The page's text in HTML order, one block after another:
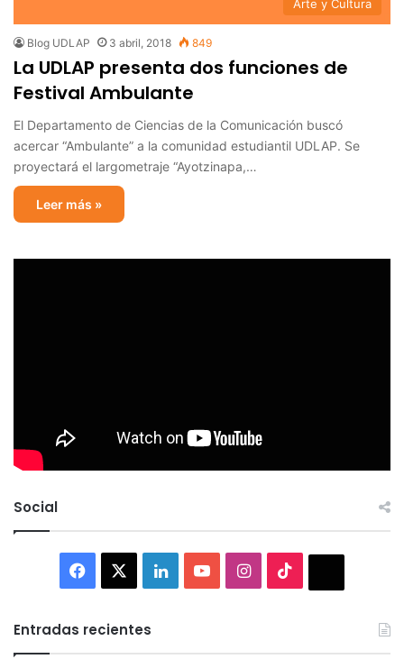
Arte y Cultura
Blog UDLAP 3 abril, 2018 849
La UDLAP presenta dos funciones de
Festival Ambulante
El Departamento de Ciencias de la Comunicación buscó
acercar “Ambulante” a la comunidad estudiantil UDLAP. Se
proyectará el largometraje “Ayotzinapa,…
Leer más »
Social
Facebook LinkedInYouTubeInstagram
Entradas recientes